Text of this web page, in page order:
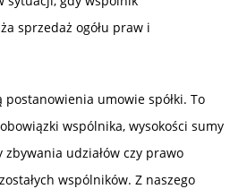
sprzedaż ogółu praw i
postanowienia umowie spółki. To
wspólnika, wysokości sumy
zbywania udziałów czy prawo
wspólników. Z naszego